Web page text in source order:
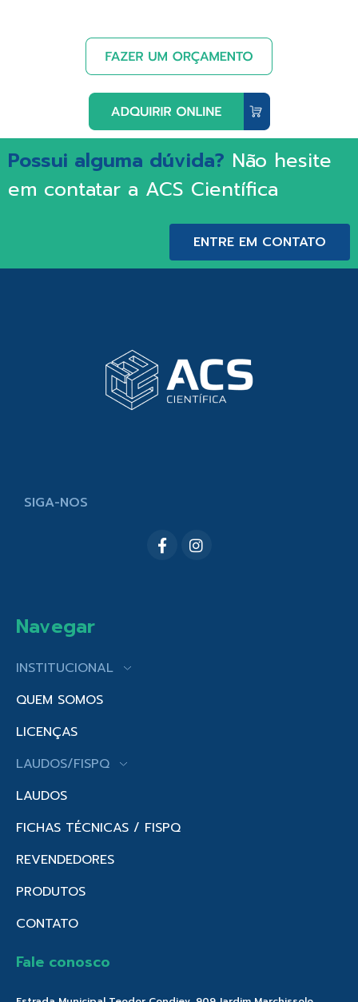
Possui alguma dúvida? Não hesite
em contatar a ACS Científica
ENTRE EM CONTATO
SIGA-NOS
Navegar
INSTITUCIONAL
QUEM SOMOS
LICENÇAS
LAUDOS/FISPQ
LAUDOS
FICHAS TÉCNICAS / FISPQ
REVENDEDORES
PRODUTOS
CONTATO
Fale conosco